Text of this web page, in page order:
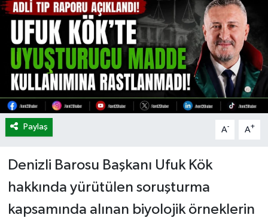
Paylaş A- A+
Denizli Barosu Başkanı Ufuk Kök
hakkında yürütülen soruşturma
kapsamında alınan biyolojik örneklerin